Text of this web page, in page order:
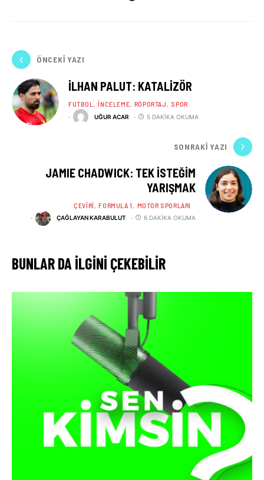
ÖNCEKI YAZI
İLHAN PALUT: KATALIZÖR
FUTBOL İNCELEME RÖPORTAJ SPOR
UĞUR ACAR 5 DAKIKA OKUMA
SONRAKI YAZI
JAMIE CHADWICK: TEK İSTEĞİM
YARIŞMAK
ÇEVIRI FORMULA 1 MOTOR SPORLARI
ÇAĞLAYAN KARABULUT 6 DAKIKA OKUMA
BUNLAR DA ILGINI ÇEKEBILIR